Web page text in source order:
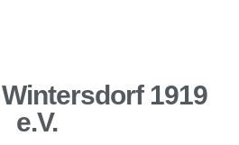
1919
e.V.